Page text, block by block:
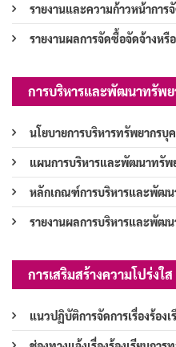
รายงานและความก้าวหน้ากา
รายงานผลการจัดซื้อจัดจ้างห
การบริหารและพัฒนาทรัพ
นโยบายการบริหารทรัพยากรบุ
แผนการบริหารและพัฒนาทรัพ
หลักเกณฑ์การบริหารและพัฒ
รายงานผลการบริหารและพัฒ
การเสริมสร้างความโปร่งใส
แนวปฏิบัติการจัดการเรื่องร้อ